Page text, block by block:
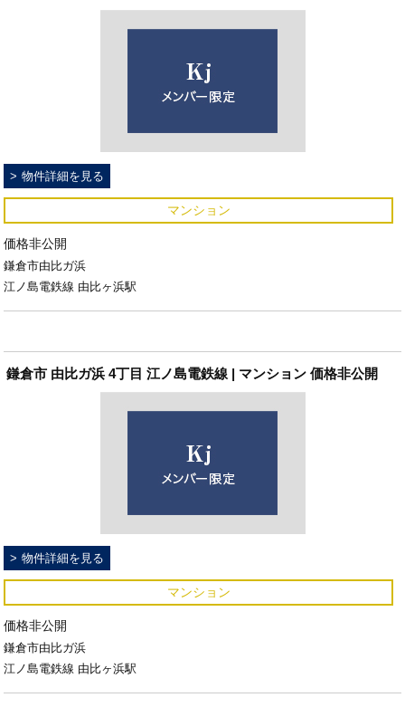
物件詳細を見る
マンション
価格非公開
鎌倉市由比ガ浜
江ノ島電鉄線 由比ヶ浜駅
鎌倉市 由比ガ浜 4丁目 江ノ島電鉄線 | マンション 価格非公開
物件詳細を見る
マンション
価格非公開
鎌倉市由比ガ浜
江ノ島電鉄線 由比ヶ浜駅